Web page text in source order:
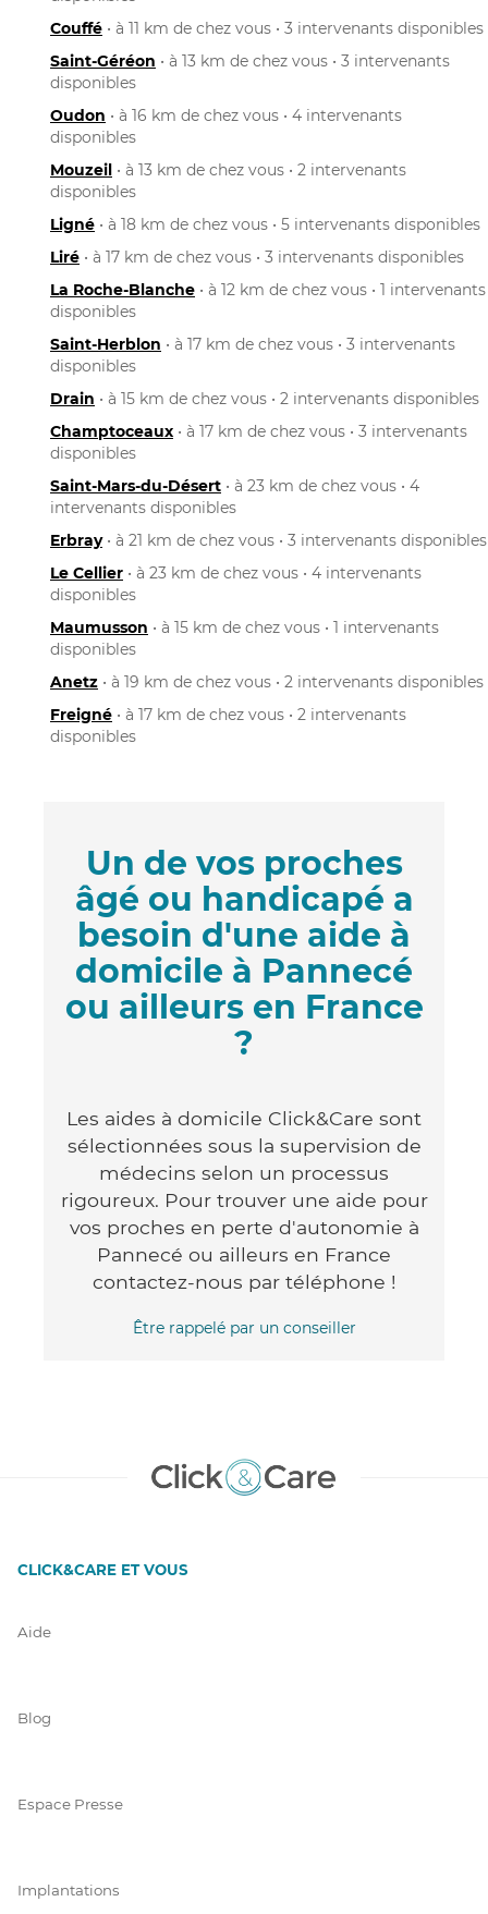
Couffé • à 11 km de chez vous • 3 intervenants disponibles
Saint-Géréon • à 13 km de chez vous • 3 intervenants
disponibles
Oudon • à 16 km de chez vous • 4 intervenants
disponibles
Mouzeil • à 13 km de chez vous • 2 intervenants
disponibles
Ligné • à 18 km de chez vous • 5 intervenants disponibles
Liré • à 17 km de chez vous • 3 intervenants disponibles
La Roche-Blanche • à 12 km de chez vous • 1 intervenants
disponibles
Saint-Herblon • à 17 km de chez vous • 3 intervenants
disponibles
Drain • à 15 km de chez vous • 2 intervenants disponibles
Champtoceaux • à 17 km de chez vous • 3 intervenants
disponibles
Saint-Mars-du-Désert • à 23 km de chez vous • 4
intervenants disponibles
Erbray• à 21 km de chez vous • 3 intervenants disponibles
Le Cellier • à 23 km de chez vous • 4 intervenants
disponibles
Maumusson • à 15 km de chez vous • 1 intervenants
disponibles
Anetz • à 19 km de chez vous • 2 intervenants disponibles
Freigné • à 17 km de chez vous • 2 intervenants
disponibles
Un de vos proches
âgé ou handicapé a
besoin d'une aide à
domicile à Pannecé
ou ailleurs en France
?
Les aides à domicile Click&Care sont
sélectionnées sous la supervision de
médecins selon un processus
rigoureux. Pour trouver une aide pour
vos proches en perte d'autonomie à
Pannecé ou ailleurs en France
contactez-nous par téléphone !
Être rappelé par un conseiller
CLICK&CARE ET VOUS
Aide
Blog
Espace Presse
Implantations